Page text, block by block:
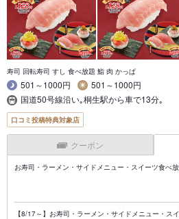
寿司 回転寿司 すし 食べ放題 鮨 肉 かっぱ
501～1000円
501～1000円
国道50号線沿い｡桐生駅から車で13分｡
口コミ投稿特典対象店
クーポン
お寿司・ラーメン・サイドメニュー・スイーツ食べ
【8/17～】お寿司・ラーメン・サイドメニュー・ス